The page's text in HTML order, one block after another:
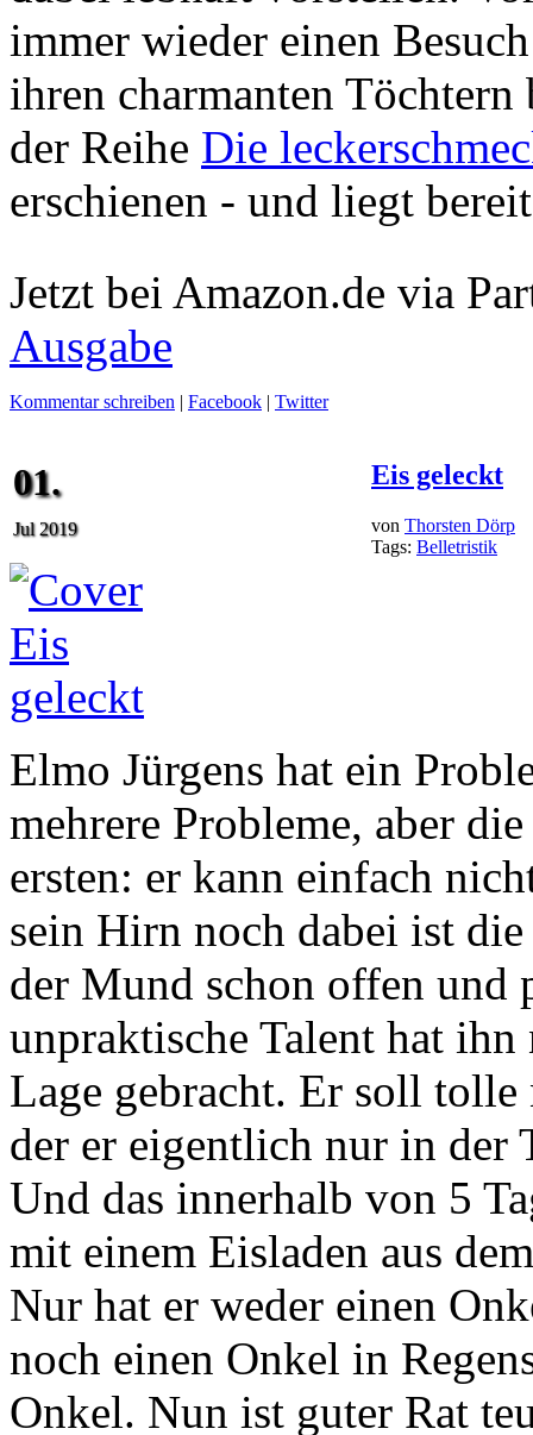
immer wieder einen
ihren charmanten
der Reihe Die
erschienen - und liegt
Jetzt bei Amazon.de via
Ausgabe
Kommentar schreiben | Facebook | Twitter
01.
Jul 2019
Eis geleckt
von Thorsten Dörp
Tags: Belletristik
Elmo Jürgens hat ein
mehrere Probleme, aber
ersten: er kann einfach
sein Hirn noch dabei ist
der Mund schon offen und
unpraktische Talent hat
Lage gebracht. Er soll
der er eigentlich nur in der
Und das innerhalb von 5
mit einem Eisladen aus
Nur hat er weder einen
noch einen Onkel in
Onkel. Nun ist guter Rat